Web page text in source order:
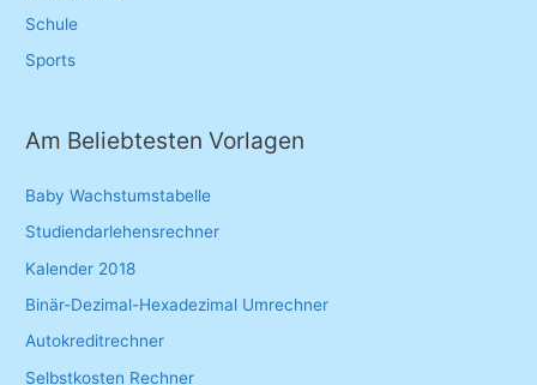
Schule
Sports
Am Beliebtesten Vorlagen
Baby Wachstumstabelle
Studiendarlehensrechner
Kalender 2018
Binär-Dezimal-Hexadezimal Umrechner
Autokreditrechner
Selbstkosten Rechner